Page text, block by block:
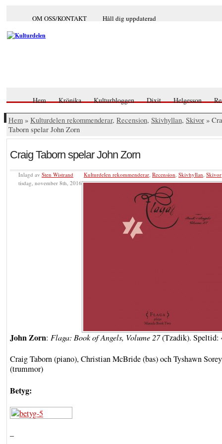
OM OSS/KONTAKT Håll dig uppdaterad
Hem Krönika Kulturbloggen Dixit Helgesson
Hem » Kulturdelen rekommenderar, Recension, Skivhyllan, Skivor »
Taborn spelar John Zorn
Craig Taborn spelar John Zorn
Inlagd av Sten Wistrand Kulturdelen rekommenderar, Recension, Skivhyllan, Skivor
tisdag, november 8th, 2016
John Zorn: Flaga: Book of Angels, Volume 27(Tzadik). Speltid:
Craig Taborn (piano), Christian McBride (bas) och Tyshawn Sorey
(trummor)
Betyg:
–